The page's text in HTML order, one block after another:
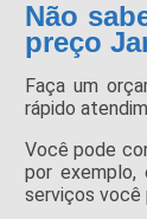
Não
preço
Faça um
rápido
Você pode
por exemplo,
serviços você